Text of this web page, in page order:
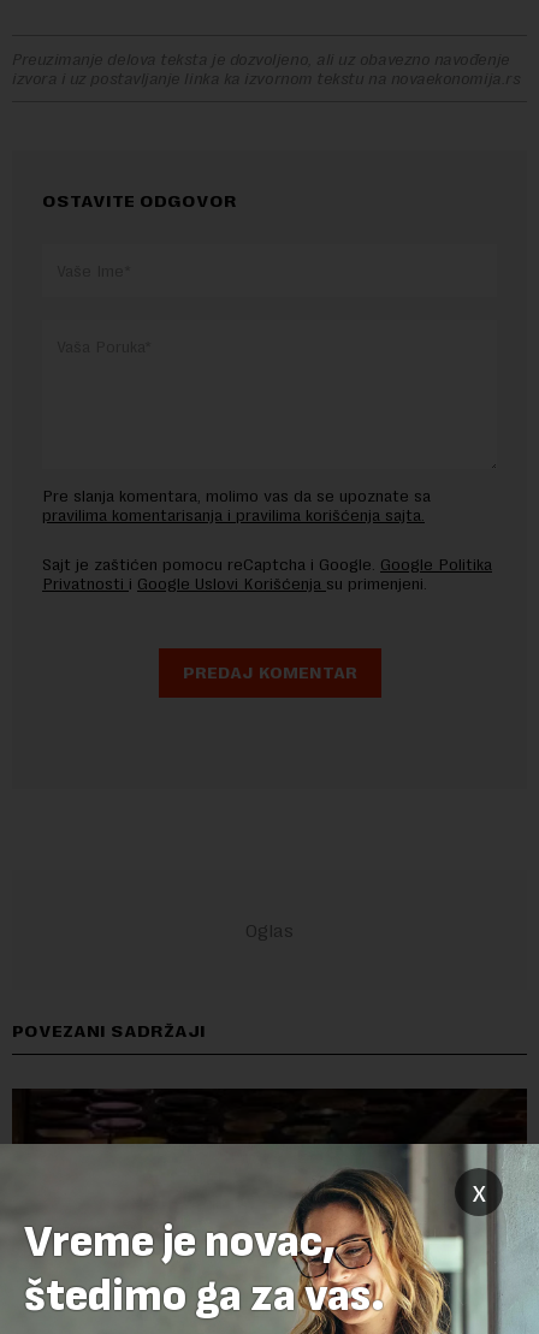
Preuzimanje delova teksta je dozvoljeno, ali uz obavezno navođenje
izvora i uz postavljanje linka ka izvornom tekstu na novaekonomija.rs
OSTAVITE ODGOVOR
Pre slanja komentara, molimo vas da se upoznate sa
pravilima komentarisanja i pravilima korišćenja sajta.
Sajt je zaštićen pomocu reCaptcha i Google. Google Politika
Privatnosti i Google Uslovi Korišćenja su primenjeni.
POVEZANI SADRŽAJI
x
Vreme je novac,
štedimo ga za vas.